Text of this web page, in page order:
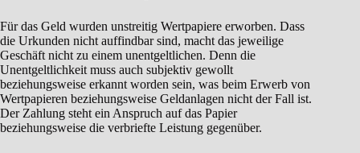
Für das Geld wurden unstreitig Wertpapiere erworben. Dass
die Urkunden nicht auffindbar sind, macht das jeweilige
Geschäft nicht zu einem unentgeltlichen. Denn die
Unentgeltlichkeit muss auch subjektiv gewollt
beziehungsweise erkannt worden sein, was beim Erwerb von
Wertpapieren beziehungsweise Geldanlagen nicht der Fall ist.
Der Zahlung steht ein Anspruch auf das Papier
beziehungsweise die verbriefte Leistung gegenüber.